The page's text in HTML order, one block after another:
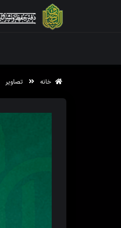
خانه تصاویر